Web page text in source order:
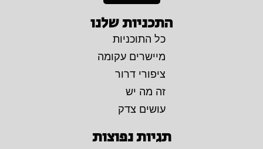
התכניות שלנו
כל התוכניות
מיישרים עקומה
ציפורי דרור
זה מה יש
עושים צדק
תגיות נפוצות